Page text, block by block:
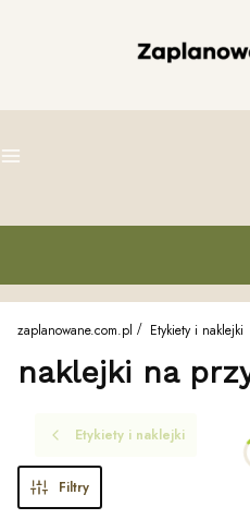
Menu
zaplanowane.com.pl Etykiety i naklejki
naklejki na
Etykiety i naklejki
Filtry